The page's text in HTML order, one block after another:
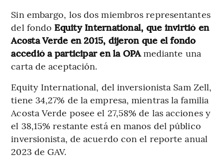
Sin embargo, los dos miembros representantes
del fondo Equity International, que invirtió en
Acosta Verde en 2015, dijeron que el fondo
accedió a participar en la OPAmediante una
carta de aceptación.
Equity International, del inversionista Sam Zell,
tiene 34,27% de la empresa, mientras la familia
Acosta Verde posee el 27,58% de las acciones y
el 38,15% restante está en manos del público
inversionista, de acuerdo con el reporte anual
2023 de GAV.